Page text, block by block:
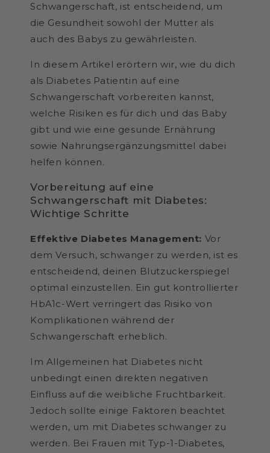
Schwangerschaft, ist entscheidend, um
die Gesundheit sowohl der Mutter als
auch des Babys zu gewährleisten.
In diesem Artikel erörtern wir, wie du dich
als Diabetes Patientin auf eine
Schwangerschaft vorbereiten kannst,
welche Risiken es für dich und das Baby
gibt und wie eine gesunde Ernährung
sowie Nahrungsergänzungsmittel dabei
helfen können.
Vorbereitung auf eine
Schwangerschaft mit Diabetes:
Wichtige Schritte
Effektive Diabetes Management: Vor
dem Versuch, schwanger zu werden, ist es
entscheidend, deinen Blutzuckerspiegel
optimal einzustellen. Ein gut kontrollierter
HbA1c-Wert verringert das Risiko von
Komplikationen während der
Schwangerschaft erheblich.
Im Allgemeinen hat Diabetes nicht
unbedingt einen direkten negativen
Einfluss auf die weibliche Fruchtbarkeit.
Jedoch sollte einige Faktoren beachtet
werden, um mit Diabetes schwanger zu
werden. Bei Frauen mit Typ-1-Diabetes,